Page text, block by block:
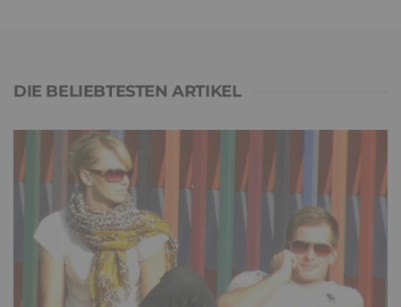
DIE BELIEBTESTEN ARTIKEL